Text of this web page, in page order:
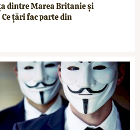
dintre Marea Britanie şi
țări fac parte din